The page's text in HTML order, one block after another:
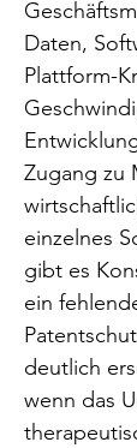
Daten,
Plattform-
Zugang zu
einzelnes
gibt es
ein
deutlich
wenn das